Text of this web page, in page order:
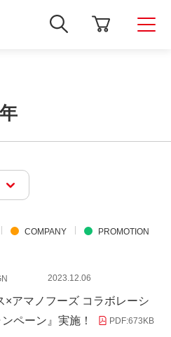
新
し
イ
ま
COMPANY PROMOTION
2023.12.06
×アマノフーズ コラボレーシ
ペーン』実施！
PDF:673KB